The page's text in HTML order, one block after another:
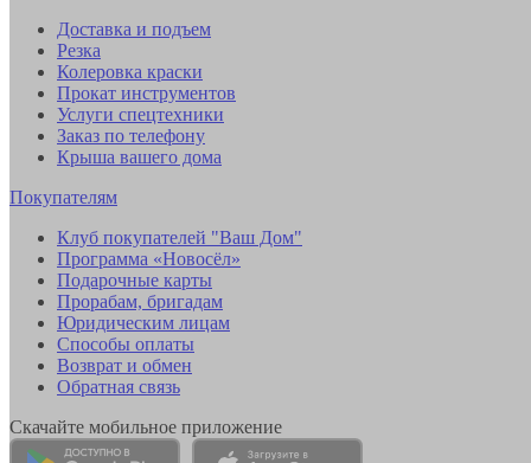
Доставка и подъем
Резка
Колеровка краски
Прокат инструментов
Услуги спецтехники
Заказ по телефону
Крыша вашего дома
Покупателям
Клуб покупателей "Ваш Дом"
Программа «Новосёл»
Подарочные карты
Прорабам, бригадам
Юридическим лицам
Способы оплаты
Возврат и обмен
Обратная связь
Скачайте мобильное приложение